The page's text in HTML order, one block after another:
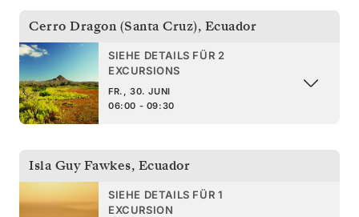
Cerro Dragon (Santa Cruz), Ecuador
SIEHE DETAILS FÜR 2
EXCURSIONS
FR., 30. JUNI
06:00 - 09:30
Isla Guy Fawkes, Ecuador
SIEHE DETAILS FÜR 1
EXCURSION